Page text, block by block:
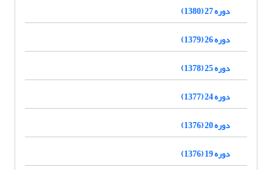
دوره 27 (1380)
دوره 26 (1379)
دوره 25 (1378)
دوره 24 (1377)
دوره 20 (1376)
دوره 19 (1376)